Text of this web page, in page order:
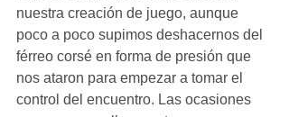
nuestra creación de juego, aunque
poco a poco supimos deshacernos del
férreo corsé en forma de presión que
nos ataron para empezar a tomar el
control del encuentro. Las ocasiones